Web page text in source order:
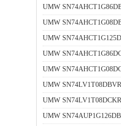
UMW
UMW
UMW
UMW
UMW
UMW SN74LV1T08DBVR
UMW SN74LV1T08DCKR
UMW